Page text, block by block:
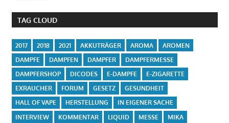
TAG CLOUD
2017 2018 2021 AKKUTRÄGER AROMA
AROMEN
DAMPFE
DAMPFEN DAMPFER
DAMPFERMESSE
DAMPFERSHOP
DICODES E-DAMPFE
E-ZIGARETTE
EXRAUCHER
FORUM GESETZ
GESUNDHEIT
HALL OF VAPE
HERSTELLUNG
IN EIGENER SACHE
INTERVIEW
KOMMENTAR LIQUID MESSE MIKA